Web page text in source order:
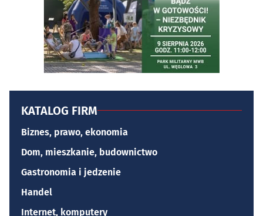
KATALOG FIRM
Biznes, prawo, ekonomia
Dom, mieszkanie, budownictwo
Gastronomia i jedzenie
Handel
Internet, komputery